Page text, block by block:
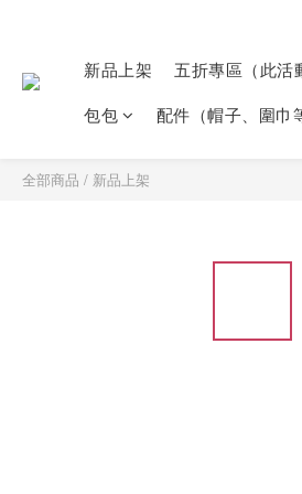
新品上架 五折專區（此活
包包
配件（帽子、圍巾
全部商品 / 新品上架